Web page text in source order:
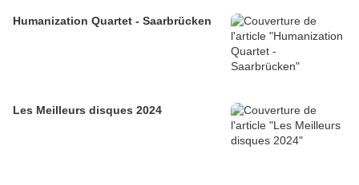
Humanization Quartet - Saarbrücken
Les Meilleurs disques 2024